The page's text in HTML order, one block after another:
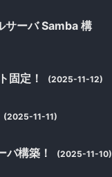
ーバ Samba 構
固定！ (2025-11-12)
(2025-11-11)
構築！ (2025-11-10)